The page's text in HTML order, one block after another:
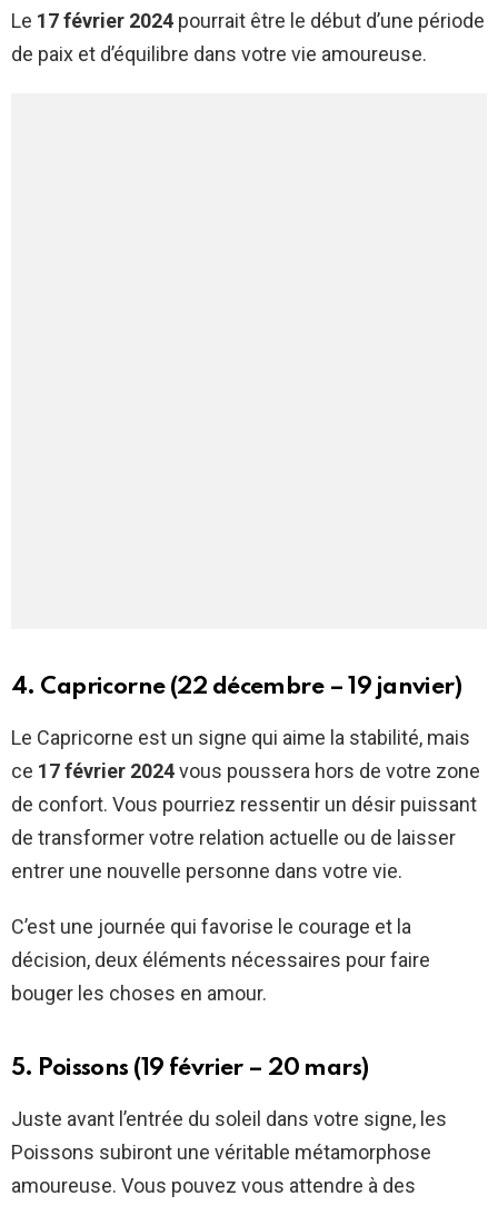
Le 17 février 2024 pourrait être le début d’une période
de paix et d’équilibre dans votre vie amoureuse.
4. Capricorne (22 décembre – 19 janvier)
Le Capricorne est un signe qui aime la stabilité, mais
ce 17 février 2024vous poussera hors de votre zone
de confort. Vous pourriez ressentir un désir puissant
de transformer votre relation actuelle ou de laisser
entrer une nouvelle personne dans votre vie.
C’est une journée qui favorise le courage et la
décision, deux éléments nécessaires pour faire
bouger les choses en amour.
5. Poissons (19 février – 20 mars)
Juste avant l’entrée du soleil dans votre signe, les
Poissons subiront une véritable métamorphose
amoureuse. Vous pouvez vous attendre à des